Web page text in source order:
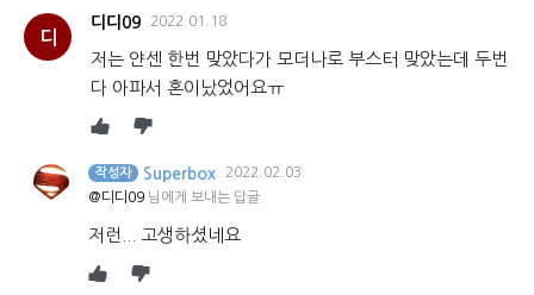
디
디디09 2022.01.18
저는 얀센 한번 맞았다가 모더나로 부스터 맞았는데 두번
다 아파서 혼이났었어요ㅠ
작성자 Superbox
2022.02.03
@디디09 님에게 보내는 답글
저런... 고생하셨네요